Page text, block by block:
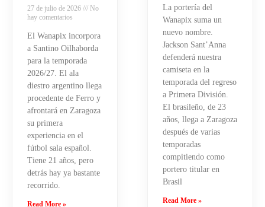
27 de julio de 2026
No
hay comentarios
El Wanapix incorpora
a Santino Oilhaborda
para la temporada
2026/27. El ala
diestro argentino llega
procedente de Ferro y
afrontará en Zaragoza
su primera
experiencia en el
fútbol sala español.
Tiene 21 años, pero
detrás hay ya bastante
recorrido.
Read More »
La portería del
Wanapix suma un
nuevo nombre.
Jackson Sant’Anna
defenderá nuestra
camiseta en la
temporada del regreso
a Primera División.
El brasileño, de 23
años, llega a Zaragoza
después de varias
temporadas
compitiendo como
portero titular en
Brasil
Read More »